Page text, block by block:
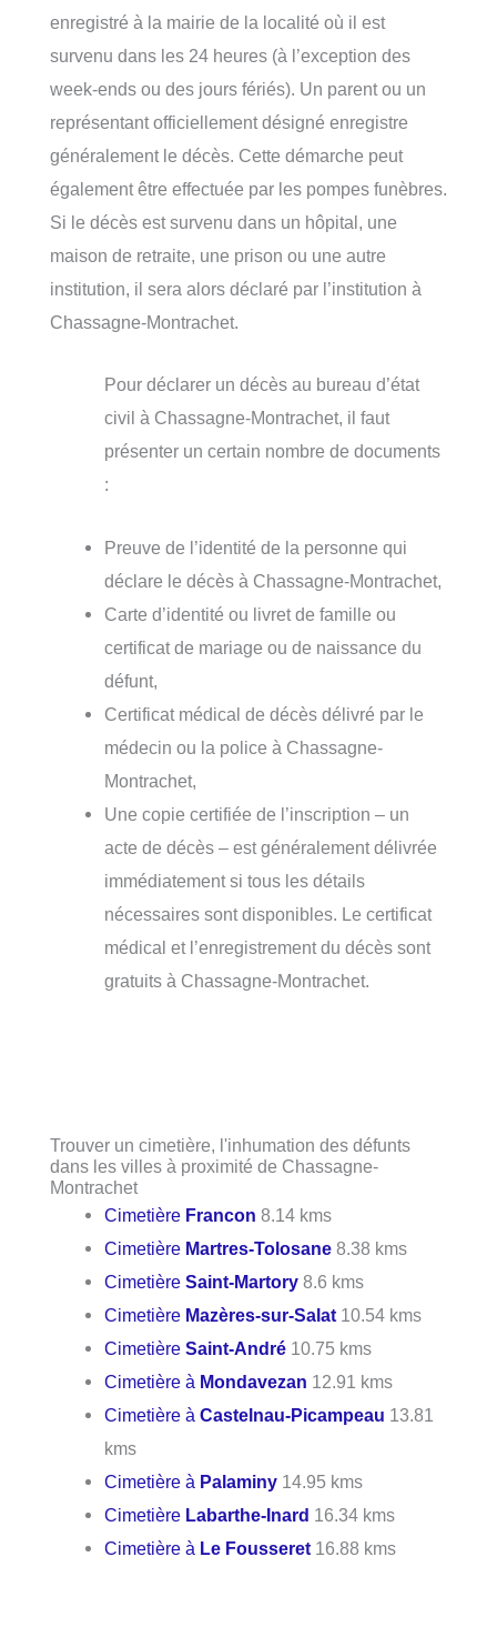
enregistré à la mairie de la localité où il est
survenu dans les 24 heures (à l’exception des
week-ends ou des jours fériés). Un parent ou un
représentant officiellement désigné enregistre
généralement le décès. Cette démarche peut
également être effectuée par les pompes funèbres.
Si le décès est survenu dans un hôpital, une
maison de retraite, une prison ou une autre
institution, il sera alors déclaré par l’institution à
Chassagne-Montrachet.
Pour déclarer un décès au bureau d’état
civil à Chassagne-Montrachet, il faut
présenter un certain nombre de documents
:
Preuve de l’identité de la personne qui
déclare le décès à Chassagne-Montrachet,
Carte d’identité ou livret de famille ou
certificat de mariage ou de naissance du
défunt,
Certificat médical de décès délivré par le
médecin ou la police à Chassagne-
Montrachet,
Une copie certifiée de l’inscription – un
acte de décès – est généralement délivrée
immédiatement si tous les détails
nécessaires sont disponibles. Le certificat
médical et l’enregistrement du décès sont
gratuits à Chassagne-Montrachet.
Trouver un cimetière, l'inhumation des défunts
dans les villes à proximité de Chassagne-
Montrachet
Cimetière Francon 8.14 kms
Cimetière Martres-Tolosane 8.38 kms
CimetièreSaint-Martory 8.6 kms
Cimetière Mazères-sur-Salat 10.54 kms
CimetièreSaint-André 10.75 kms
Cimetière à Mondavezan 12.91 kms
Cimetière àCastelnau-Picampeau 13.81
kms
Cimetière à Palaminy 14.95 kms
Cimetière Labarthe-Inard 16.34 kms
Cimetière à Le Fousseret 16.88 kms